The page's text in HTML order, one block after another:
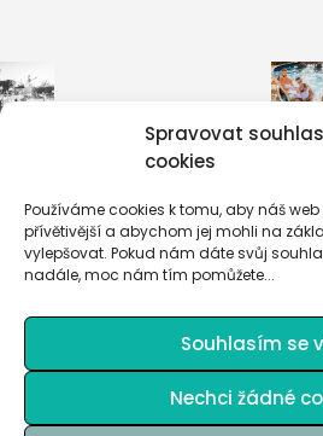
Spravovat
cookies
Používáme cookies k tomu, aby náš
přívětivější a abychom jej mohli na
vylepšovat. Pokud nám dáte svůj
nadále, moc nám tím pomůžete...
Souhlasím se
Nechci žádné
Jsou
svatby
75
5
Co na
tom, že
zrovna
na
tom,...
33
1
(C) 2020 - Pro FotimeOba.cz